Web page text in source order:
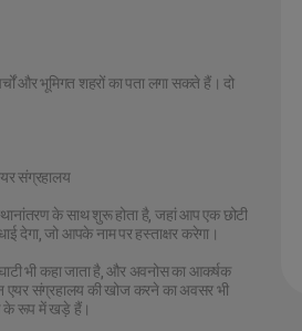
और भूमिगत शहरों का पता लगा सकते हैं। दो
संग्रहालय
के साथ शुरू होता है, जहां आप एक छोटी
देगा, जो आपके नाम पर हस्ताक्षर करेगा।
भी कहा जाता है, और अवनोस का आकर्षक
संग्रहालय की खोज करने का अवसर भी
के रूप में खड़े हैं।